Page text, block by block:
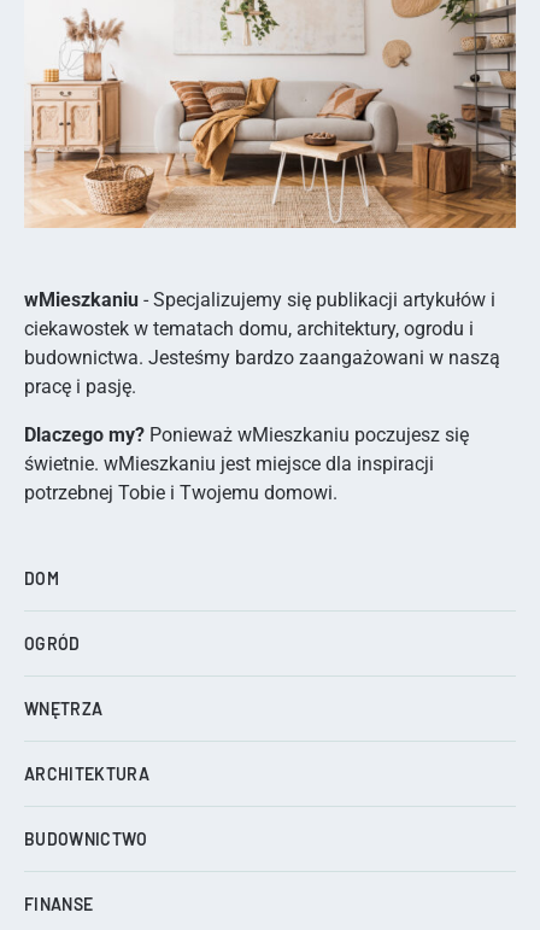
wMieszkaniu - Specjalizujemy się publikacji artykułów i
ciekawostek w tematach domu, architektury, ogrodu i
budownictwa. Jesteśmy bardzo zaangażowani w naszą
pracę i pasję.
Dlaczego my? Ponieważ wMieszkaniu poczujesz się
świetnie. wMieszkaniu jest miejsce dla inspiracji
potrzebnej Tobie i Twojemu domowi.
DOM
OGRÓD
WNĘTRZA
ARCHITEKTURA
BUDOWNICTWO
FINANSE